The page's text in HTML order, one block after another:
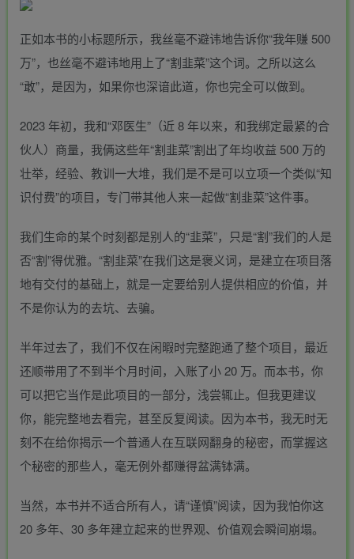
正如本书的小标题所示，我丝毫不避讳地告诉你“我年赚 500
万”，也丝毫不避讳地用上了“割韭菜”这个词。之所以这么
“敢”，是因为，如果你也深谙此道，你也完全可以做到。
2023 年初，我和“邓医生”（近 8 年以来，和我绑定最紧的合
伙人）商量，我俩这些年“割韭菜”割出了年均收益 500 万的
壮举，经验、教训一大堆，我们是不是可以立项一个类似“知
识付费”的项目，专门带其他人来一起做“割韭菜”这件事。
我们生命的某个时刻都是别人的“韭菜”，只是“割”我们的人是
否“割”得优雅。“割韭菜”在我们这是褒义词，是建立在项目落
地有交付的基础上，就是一定要给别人提供相应的价值，并
不是你认为的去坑、去骗。
半年过去了，我们不仅在闲暇时完整跑通了整个项目，最近
还顺带用了不到半个月时间，入账了小 20 万。而本书，你
可以把它当作是此项目的一部分，浅尝辄止。但我更建议
你，能完整地去看完，甚至反复阅读。因为本书，我无时无
刻不在给你揭示一个普通人在互联网翻身的秘密，而掌握这
个秘密的那些人，毫无例外都赚得盆满钵满。
当然，本书并不适合所有人，请“谨慎”阅读，因为我怕你这
20 多年、30 多年建立起来的世界观、价值观会瞬间崩塌。